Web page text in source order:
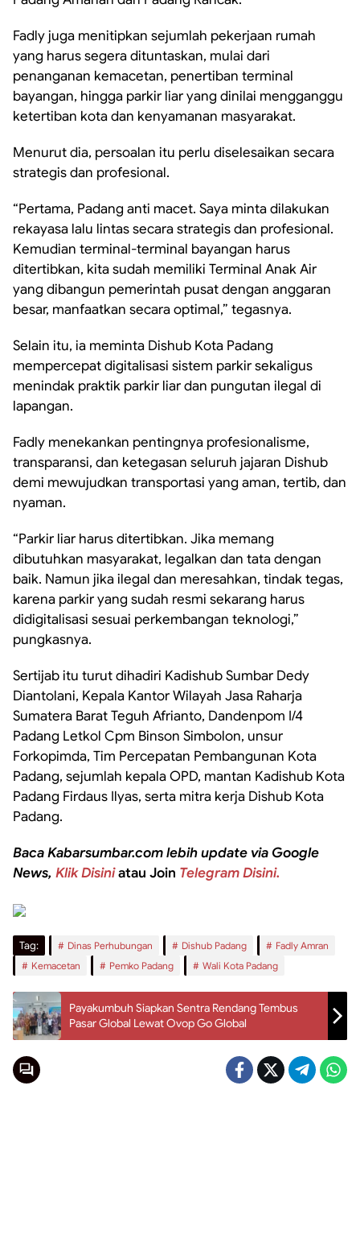
Fadly juga menitipkan sejumlah pekerjaan rumah
yang harus segera dituntaskan, mulai dari
penanganan kemacetan, penertiban terminal
bayangan, hingga parkir liar yang dinilai mengganggu
ketertiban kota dan kenyamanan masyarakat.
Menurut dia, persoalan itu perlu diselesaikan secara
strategis dan profesional.
“Pertama, Padang anti macet. Saya minta dilakukan
rekayasa lalu lintas secara strategis dan profesional.
Kemudian terminal-terminal bayangan harus
ditertibkan, kita sudah memiliki Terminal Anak Air
yang dibangun pemerintah pusat dengan anggaran
besar, manfaatkan secara optimal,” tegasnya.
Selain itu, ia meminta Dishub Kota Padang
mempercepat digitalisasi sistem parkir sekaligus
menindak praktik parkir liar dan pungutan ilegal di
lapangan.
Fadly menekankan pentingnya profesionalisme,
transparansi, dan ketegasan seluruh jajaran Dishub
demi mewujudkan transportasi yang aman, tertib, dan
nyaman.
“Parkir liar harus ditertibkan. Jika memang
dibutuhkan masyarakat, legalkan dan tata dengan
baik. Namun jika ilegal dan meresahkan, tindak tegas,
karena parkir yang sudah resmi sekarang harus
didigitalisasi sesuai perkembangan teknologi,”
pungkasnya.
Sertijab itu turut dihadiri Kadishub Sumbar Dedy
Diantolani, Kepala Kantor Wilayah Jasa Raharja
Sumatera Barat Teguh Afrianto, Dandenpom I/4
Padang Letkol Cpm Binson Simbolon, unsur
Forkopimda, Tim Percepatan Pembangunan Kota
Padang, sejumlah kepala OPD, mantan Kadishub Kota
Padang Firdaus Ilyas, serta mitra kerja Dishub Kota
Padang.
Baca Kabarsumbar.com lebih update via Google
News, Klik Disiniatau Join Telegram Disini.
Tag: Dinas Perhubungan Dishub Padang
Fadly Amran
Kemacetan
Pemko Padang Wali Kota Padang
Payakumbuh Siapkan Sentra Rendang Tembus
Pasar Global Lewat Ovop Go Global